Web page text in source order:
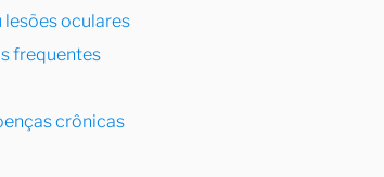
lesões oculares
frequentes
crônicas